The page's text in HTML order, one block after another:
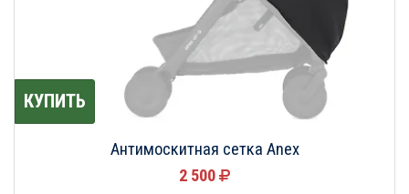
КУПИТЬ
Антимоскитная сетка Anex
2 500